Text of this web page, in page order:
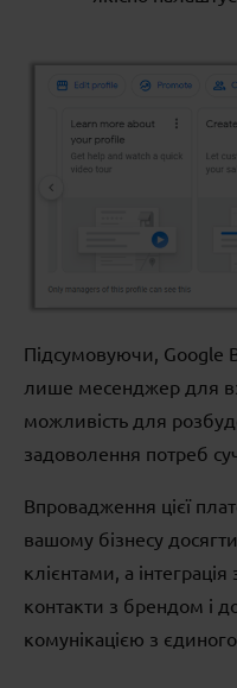
Підсумовуючи, Google
лише месенджер для
можливість для
задоволення потреб
Впровадження цієї
вашому бізнесу
клієнтами, а
контакти з брендом і
комунікацією з єдиного